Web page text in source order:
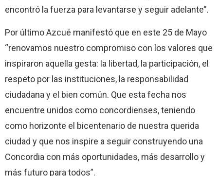
encontró la fuerza para levantarse y seguir adelante”.
Por último Azcué manifestó que en este 25 de Mayo
“renovamos nuestro compromiso con los valores que
inspiraron aquella gesta: la libertad, la participación, el
respeto por las instituciones, la responsabilidad
ciudadana y el bien común. Que esta fecha nos
encuentre unidos como concordienses, teniendo
como horizonte el bicentenario de nuestra querida
ciudad y que nos inspire a seguir construyendo una
Concordia con más oportunidades, más desarrollo y
más futuro para todos”.